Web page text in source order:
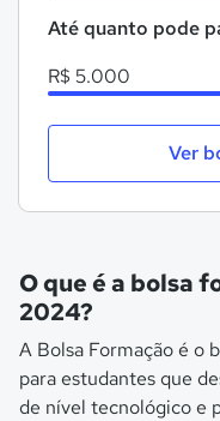
Até quanto pode
R$ 5.000
Ver
O que é a bolsa
2024?
A Bolsa Formação é o
para estudantes que
de nível tecnológico e